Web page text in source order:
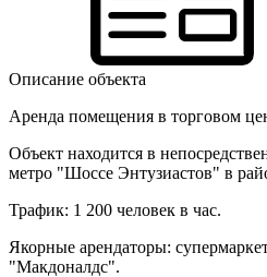
Описание объекта
Аренда помещения в торговом
Объект находится в
метро "Шоссе Энтузиастов" в
Трафик: 1 200 человек в час.
Якорные арендаторы:
"Макдоналдс".